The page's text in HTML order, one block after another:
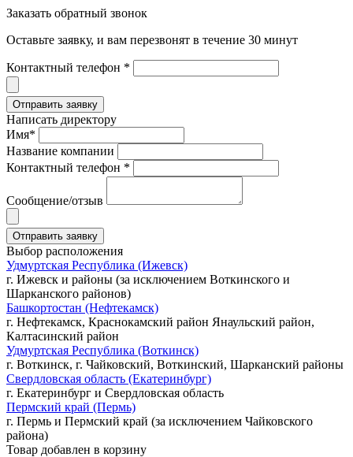
Заказать обратный звонок
Оставьте заявку, и вам перезвонят в течение 30 минут
Контактный телефон *
Написать директору
Имя*
Название компании
Контактный телефон *
Сообщение/отзыв
Выбор расположения
Удмуртская Республика (Ижевск)
г. Ижевск и районы (за исключением Воткинского и
Шарканского районов)
Башкортостан (Нефтекамск)
г. Нефтекамск, Краснокамский район Янаульский район,
Калтасинский район
Удмуртская Республика (Воткинск)
г. Воткинск, г. Чайковский, Воткинский, Шарканский районы
Свердловская область (Екатеринбург)
г. Екатеринбург и Свердловская область
Пермский край (Пермь)
г. Пермь и Пермский край (за исключением Чайковского
района)
Товар добавлен в корзину